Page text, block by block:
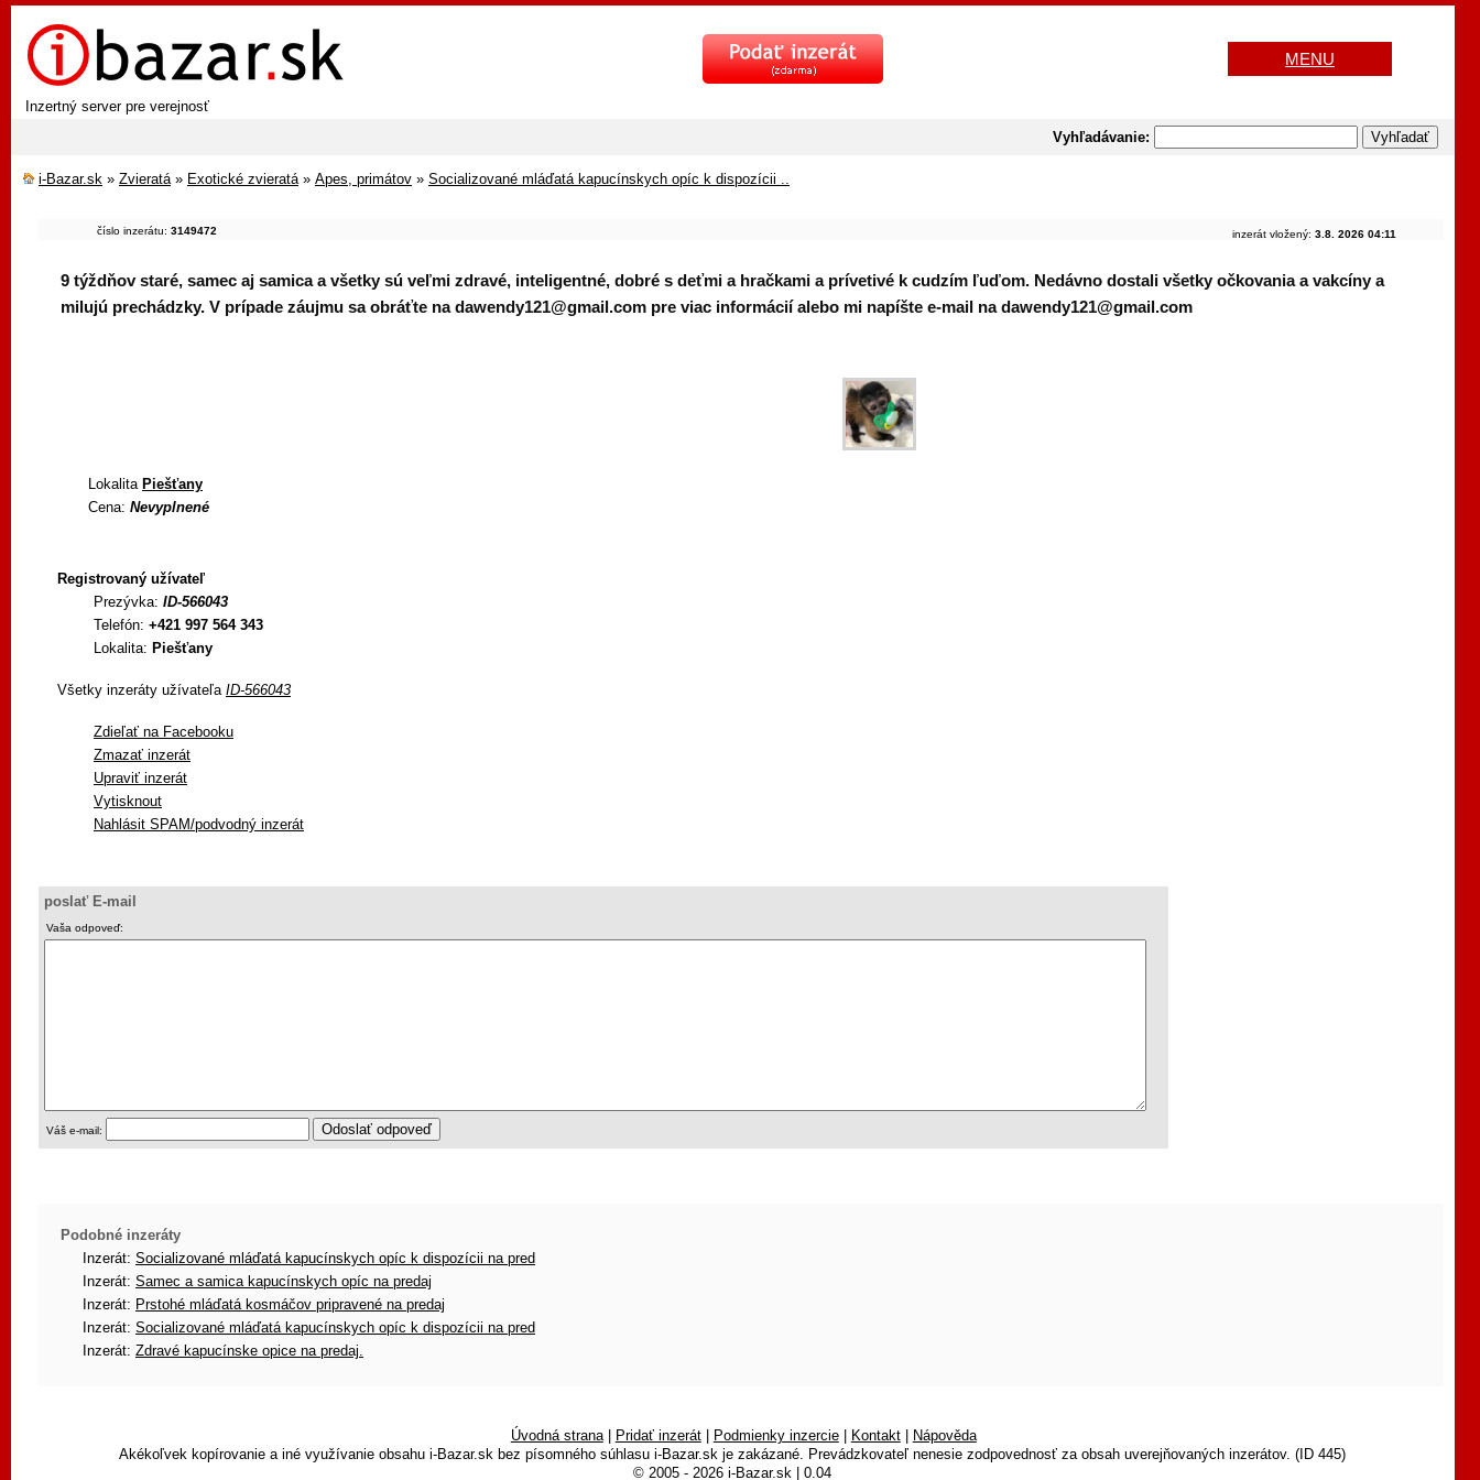
MENU
Inzertný server pre verejnosť
Vyhľadávanie:
i-Bazar.sk » Zvieratá» Exotické zvieratá» Apes, primátov » Socializované mláďatá kapucínskych opíc k dispozícii ..
číslo inzerátu: 3149472 inzerát vložený: 3.8. 2026 04:11
9 týždňov staré, samec aj samica a všetky sú veľmi zdravé, inteligentné, dobré s deťmi a hračkami a prívetivé k cudzím ľuďom. Nedávno dostali všetky očkovania a vakcíny a
milujú prechádzky. V prípade záujmu sa obráťte na dawendy121@gmail.com pre viac informácií alebo mi napíšte e-mail na dawendy121@gmail.com
Lokalita Piešťany
Cena: Nevyplnené
Registrovaný užívateľ
Prezývka: ID-566043
Telefón: +421 997 564 343
Lokalita: Piešťany
Všetky inzeráty užívateľa ID-566043
Zdieľať na Facebooku
Zmazať inzerát
Upraviť inzerát
Vytisknout
Nahlásit SPAM/podvodný inzerát
poslať E-mail
Vaša odpoveď:
Váš e-mail:
Podobné inzeráty
Inzerát: Socializované mláďatá kapucínskych opíc k dispozícii na pred
Inzerát: Samec a samica kapucínskych opíc na predaj
Inzerát: Prstohé mláďatá kosmáčov pripravené na predaj
Inzerát: Socializované mláďatá kapucínskych opíc k dispozícii na pred
Inzerát: Zdravé kapucínske opice na predaj.
Úvodná strana| Pridať inzerát| Podmienky inzercie| Kontakt|
Nápověda
Akékoľvek kopírovanie a iné využívanie obsahu i-Bazar.sk bez písomného súhlasu i-Bazar.sk je zakázané. Prevádzkovateľ nenesie zodpovednosť za obsah uverejňovaných inzerátov. (ID 445)
© 2005 - 2026 i-Bazar.sk | 0.04